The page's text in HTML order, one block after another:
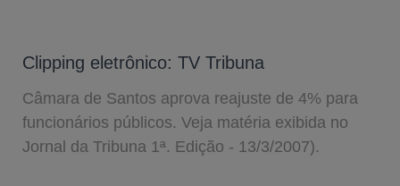
Clipping eletrônico: TV Tribuna
Câmara de Santos aprova reajuste de 4% para
funcionários públicos. Veja matéria exibida no
Jornal da Tribuna 1ª. Edição - 13/3/2007).